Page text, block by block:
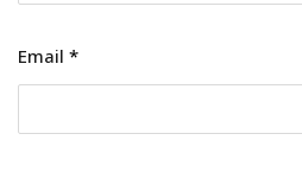
Email *